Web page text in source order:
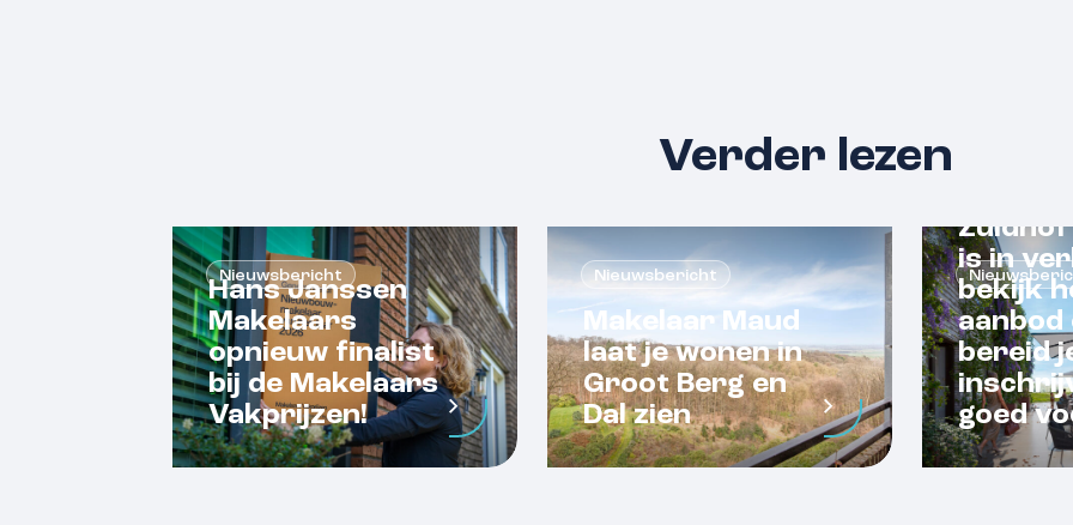
Verder lezen
Nieuwsbericht
Hans Janssen
Makelaars
opnieuw finalist
bij de Makelaars
Vakprijzen!
Nieuwsbericht
Makelaar Maud
laat je wonen in
Groot Berg en
Dal zien
Zuidhof
is in
bekijk
aanbod
bereid
goed